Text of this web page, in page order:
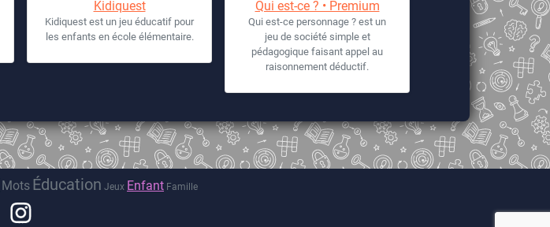
Kidiquest
Kidiquest est un jeu éducatif pour
les enfants en école élémentaire.
Qui est-ce ? • Premium
Qui est-ce personnage ? est un
jeu de société simple et
pédagogique faisant appel au
raisonnement déductif.
Mots Éducation Jeux Enfant Famille